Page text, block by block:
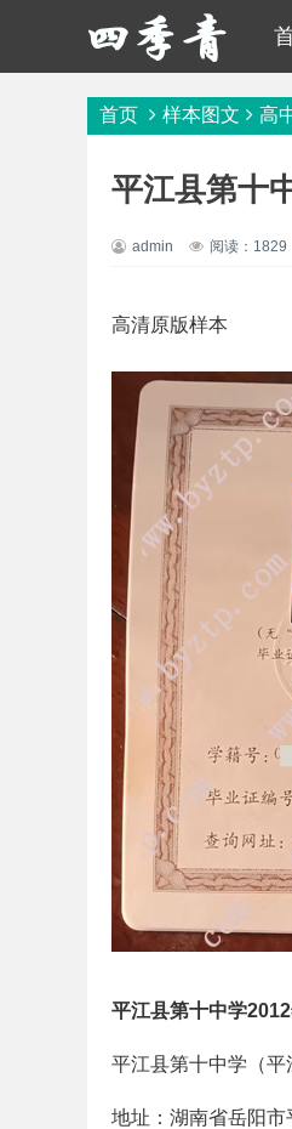
首页 样本图文 高
平江县第十
admin 阅读：1829
高清原版样本
平江县第十中学
平江县第十中学（平
地址：湖南省岳阳